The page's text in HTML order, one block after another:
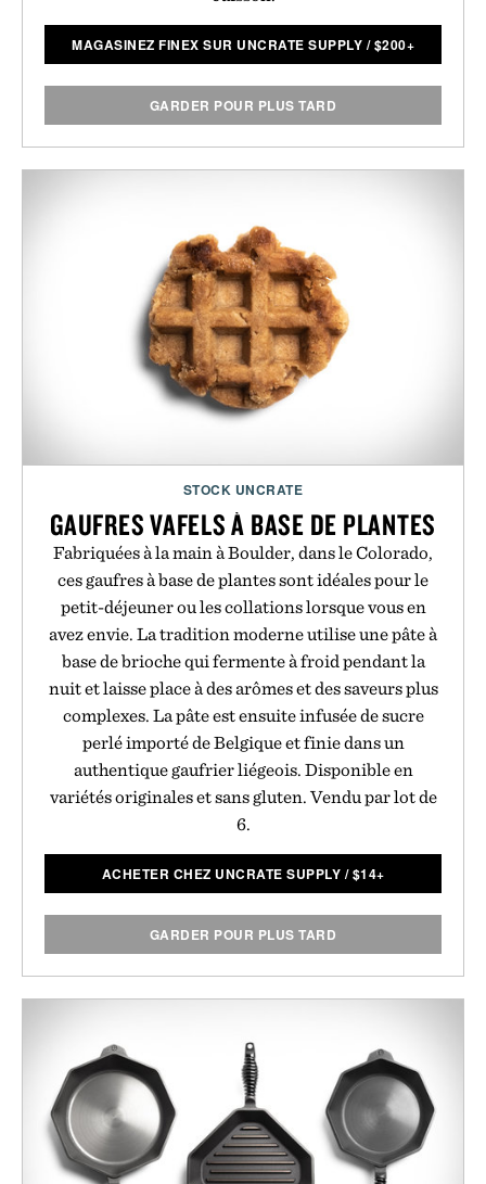
MAGASINEZ FINEX SUR UNCRATE SUPPLY /$200+
GARDER POUR PLUS TARD
STOCK UNCRATE
GAUFRES VAFELS À BASE DE PLANTES
Fabriquées à la main à Boulder, dans le Colorado,
ces gaufres à base de plantes sont idéales pour le
petit-déjeuner ou les collations lorsque vous en
avez envie. La tradition moderne utilise une pâte à
base de brioche qui fermente à froid pendant la
nuit et laisse place à des arômes et des saveurs plus
complexes. La pâte est ensuite infusée de sucre
perlé importé de Belgique et finie dans un
authentique gaufrier liégeois. Disponible en
variétés originales et sans gluten. Vendu par lot de
6.
ACHETER CHEZ UNCRATE SUPPLY /$14+
GARDER POUR PLUS TARD